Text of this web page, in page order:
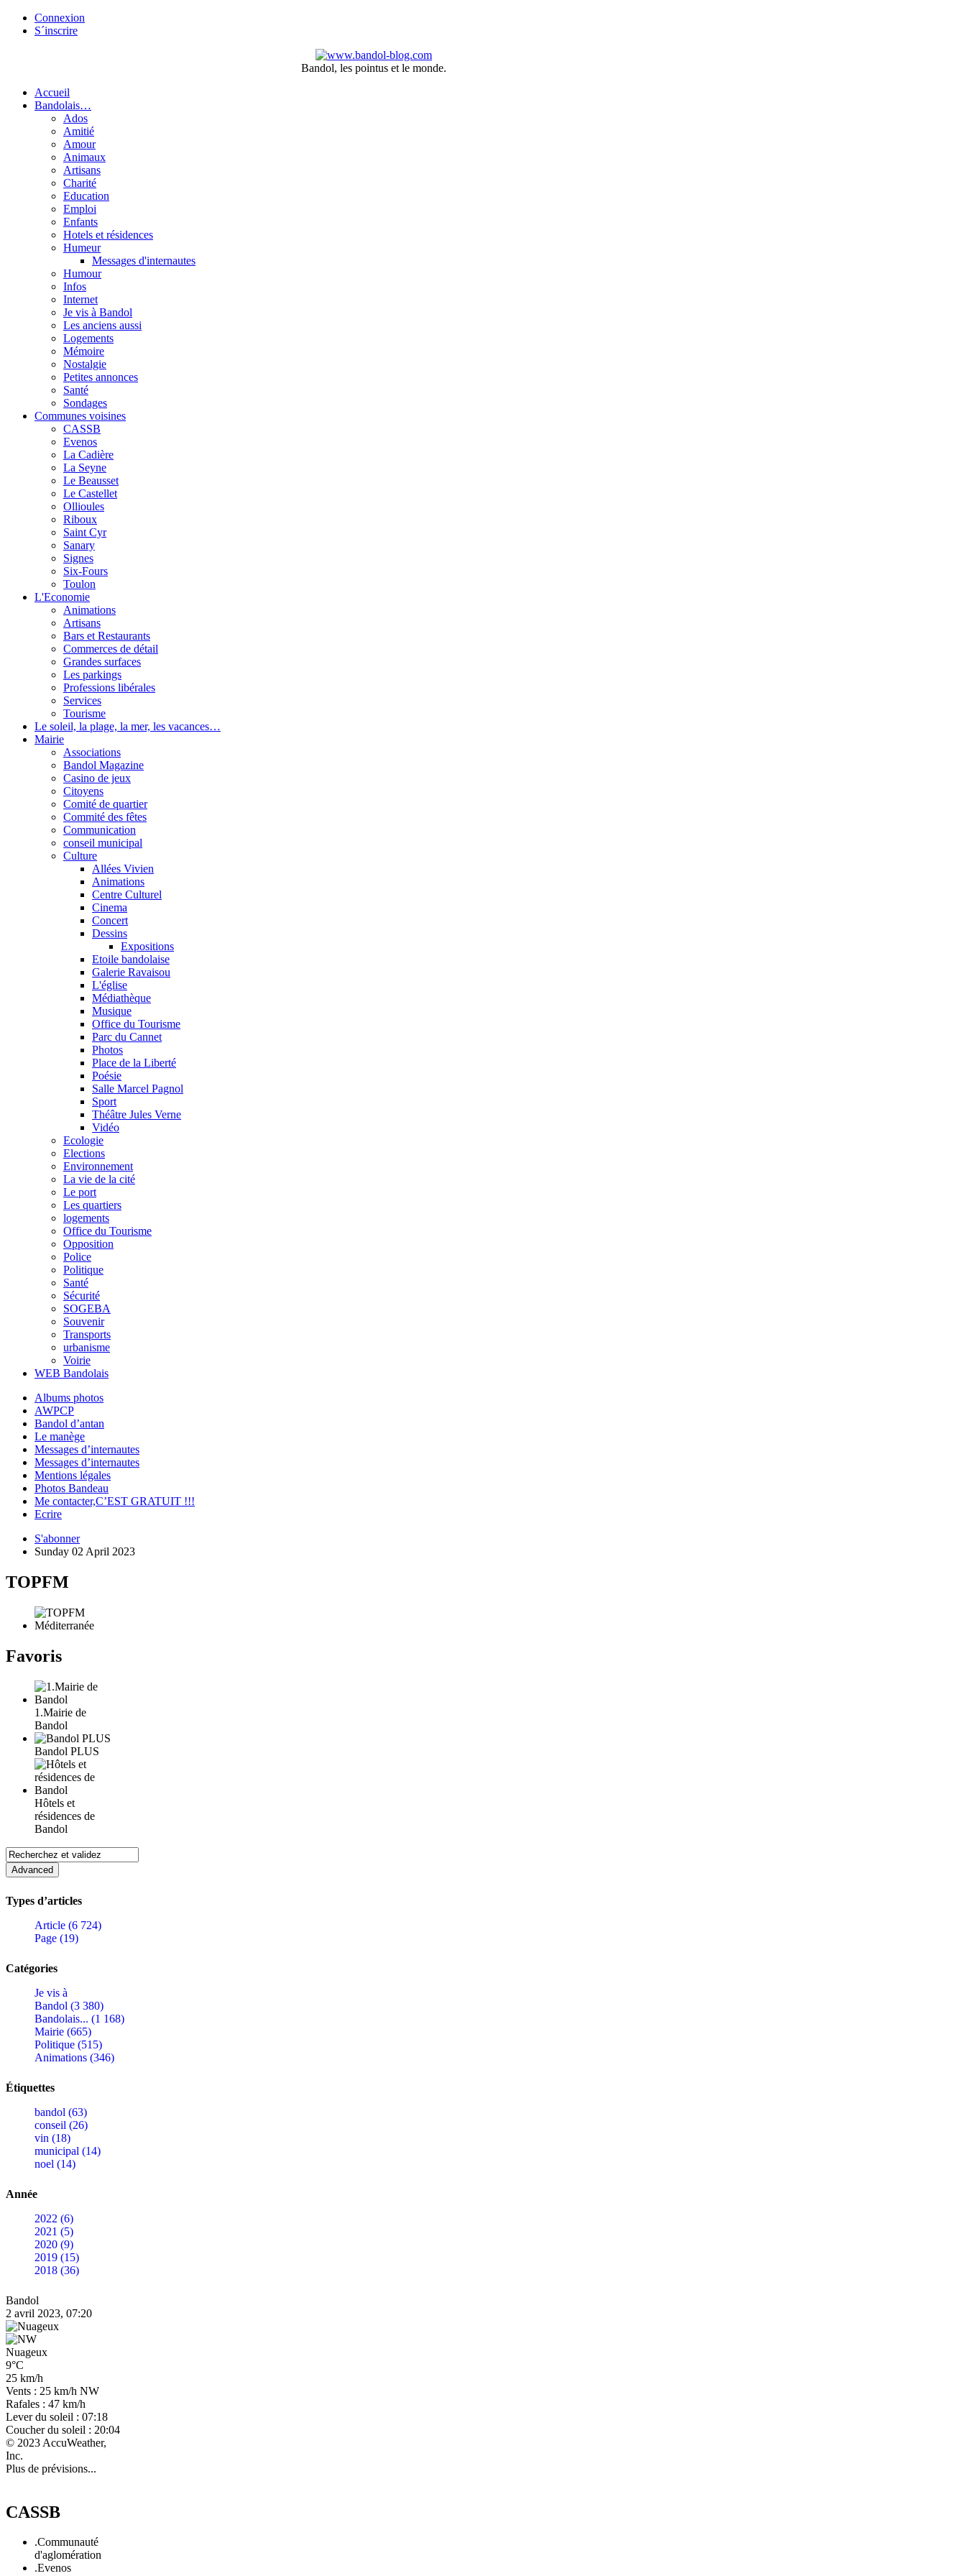
Connexion
S´inscrire
Bandol, les pointus et le monde.
Accueil
Bandolais…
Ados
Amitié
Amour
Animaux
Artisans
Charité
Education
Emploi
Enfants
Hotels et résidences
Humeur
Messages d'internautes
Humour
Infos
Internet
Je vis à Bandol
Les anciens aussi
Logements
Mémoire
Nostalgie
Petites annonces
Santé
Sondages
Communes voisines
CASSB
Evenos
La Cadière
La Seyne
Le Beausset
Le Castellet
Ollioules
Riboux
Saint Cyr
Sanary
Signes
Six-Fours
Toulon
L'Economie
Animations
Artisans
Bars et Restaurants
Commerces de détail
Grandes surfaces
Les parkings
Professions libérales
Services
Tourisme
Le soleil, la plage, la mer, les vacances…
Mairie
Associations
Bandol Magazine
Casino de jeux
Citoyens
Comité de quartier
Commité des fêtes
Communication
conseil municipal
Culture
Allées Vivien
Animations
Centre Culturel
Cinema
Concert
Dessins
Expositions
Etoile bandolaise
Galerie Ravaisou
L'église
Médiathèque
Musique
Office du Tourisme
Parc du Cannet
Photos
Place de la Liberté
Poésie
Salle Marcel Pagnol
Sport
Théâtre Jules Verne
Vidéo
Ecologie
Elections
Environnement
La vie de la cité
Le port
Les quartiers
logements
Office du Tourisme
Opposition
Police
Politique
Santé
Sécurité
SOGEBA
Souvenir
Transports
urbanisme
Voirie
WEB Bandolais
Albums photos
AWPCP
Bandol d’antan
Le manège
Messages d’internautes
Messages d’internautes
Mentions légales
Photos Bandeau
Me contacter,C’EST GRATUIT !!!
Ecrire
S'abonner
Sunday 02 April 2023
TOPFM
Favoris
1.Mairie de
Bandol
Bandol PLUS
Hôtels et
résidences de
Bandol
Types d’articles
Article (6 724)
Page (19)
Catégories
Je vis à
Bandol (3 380)
Bandolais... (1 168)
Mairie (665)
Politique (515)
Animations (346)
Étiquettes
bandol (63)
conseil (26)
vin (18)
municipal (14)
noel (14)
Année
2022 (6)
2021 (5)
2020 (9)
2019 (15)
2018 (36)
Bandol
2 avril 2023, 07:20
Nuageux
9°C
25 km/h
Vents : 25 km/h NW
Rafales : 47 km/h
Lever du soleil : 07:18
Coucher du soleil : 20:04
© 2023 AccuWeather,
Inc.
Plus de prévisions...
CASSB
.Communauté
d'aglomération
.Evenos